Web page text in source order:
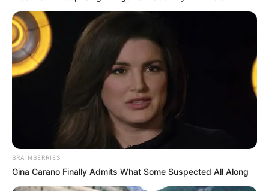
BRAINBERRIES
Gina Carano Finally Admits What Some Suspected All Along